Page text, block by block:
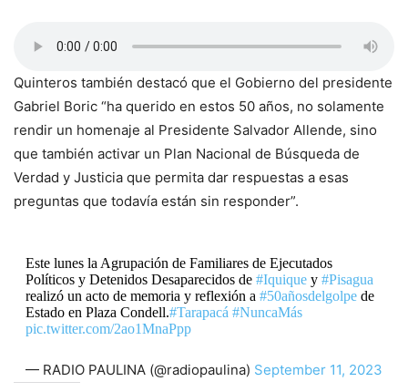
Quinteros también destacó que el Gobierno del presidente
Gabriel Boric “ha querido en estos 50 años, no solamente
rendir un homenaje al Presidente Salvador Allende, sino
que también activar un Plan Nacional de Búsqueda de
Verdad y Justicia que permita dar respuestas a esas
preguntas que todavía están sin responder”.
Este lunes la Agrupación de Familiares de Ejecutados
Políticos y Detenidos Desaparecidos de #Iquiquey #Pisagua
realizó un acto de memoria y reflexión a #50añosdelgolpede
Estado en Plaza Condell.#Tarapacá #NuncaMás
pic.twitter.com/2ao1MnaPpp
— RADIO PAULINA (@radiopaulina) September 11, 2023